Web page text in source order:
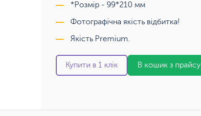
*Розмір - 99*210 мм
Фотографічна якість відбитка!
Якість Premium.
Купити в 1 клік В кошик з прайсу